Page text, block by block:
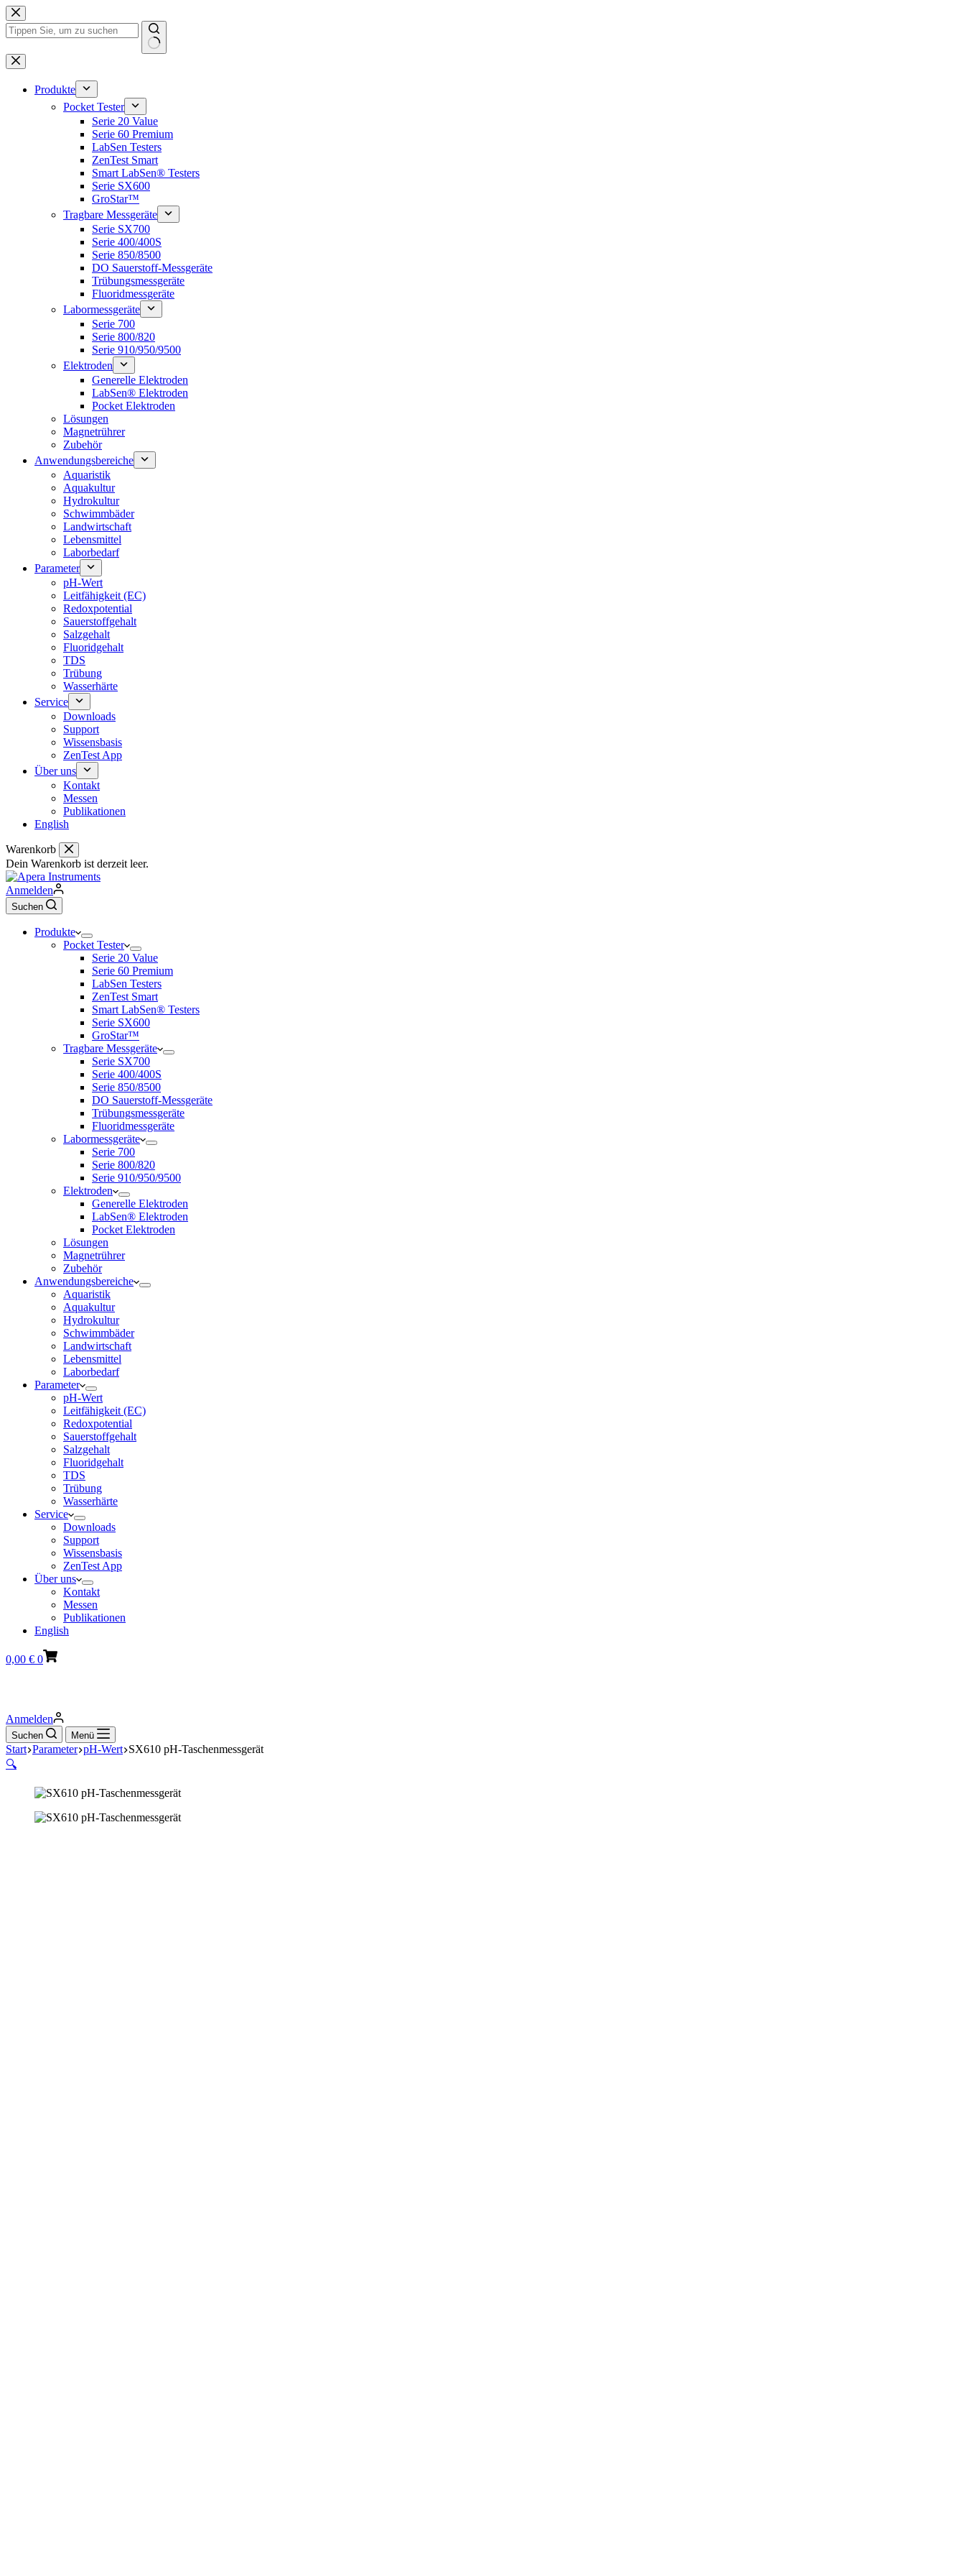
Zum
Inhalt
springen
Keine
Ergebnisse
Produkte
Pocket Tester
Serie 20 Value
Serie 60 Premium
LabSen Testers
ZenTest Smart
Smart LabSen® Testers
Serie SX600
GroStar™
Tragbare Messgeräte
Serie SX700
Serie 400/400S
Serie 850/8500
DO Sauerstoff-Messgeräte
Trübungsmessgeräte
Fluoridmessgeräte
Labormessgeräte
Serie 700
Serie 800/820
Serie 910/950/9500
Elektroden
Generelle Elektroden
LabSen® Elektroden
Pocket Elektroden
Lösungen
Magnetrührer
Zubehör
Anwendungsbereiche
Aquaristik
Aquakultur
Hydrokultur
Schwimmbäder
Landwirtschaft
Lebensmittel
Laborbedarf
Parameter
pH-Wert
Leitfähigkeit (EC)
Redoxpotential
Sauerstoffgehalt
Salzgehalt
Fluoridgehalt
TDS
Trübung
Wasserhärte
Service
Downloads
Support
Wissensbasis
ZenTest App
Über uns
Kontakt
Messen
Publikationen
English
Warenkorb
Dein Warenkorb ist derzeit leer.
Anmelden
Suchen
Produkte
Pocket Tester
Serie 20 Value
Serie 60 Premium
LabSen Testers
ZenTest Smart
Smart LabSen® Testers
Serie SX600
GroStar™
Tragbare Messgeräte
Serie SX700
Serie 400/400S
Serie 850/8500
DO Sauerstoff-Messgeräte
Trübungsmessgeräte
Fluoridmessgeräte
Labormessgeräte
Serie 700
Serie 800/820
Serie 910/950/9500
Elektroden
Generelle Elektroden
LabSen® Elektroden
Pocket Elektroden
Lösungen
Magnetrührer
Zubehör
Anwendungsbereiche
Aquaristik
Aquakultur
Hydrokultur
Schwimmbäder
Landwirtschaft
Lebensmittel
Laborbedarf
Parameter
pH-Wert
Leitfähigkeit (EC)
Redoxpotential
Sauerstoffgehalt
Salzgehalt
Fluoridgehalt
TDS
Trübung
Wasserhärte
Service
Downloads
Support
Wissensbasis
ZenTest App
Über uns
Kontakt
Messen
Publikationen
English
Warenkorb
0,00 € 0
Anmelden
Suchen Menü
Start Parameter pH-Wert SX610 pH-Taschenmessgerät
🔍